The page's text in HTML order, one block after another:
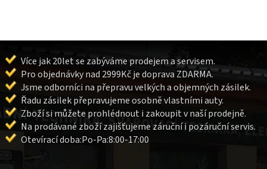
Více jak 20let se zabýváme prodejem a servisem.
Pro objednávky nad 2999Kč je doprava ZDARMA.
Jsme odborníci na přepravu velkých a objemných zásilek.
Řadu zásilek přepravujeme osobně vlastními auty.
Zboží si můžete prohlédnout i zakoupit v naší prodejně.
Na prodávané zboží zajišťujeme záruční i pozáruční servis.
Otevírací doba:Po-Pa:8:00-17:00